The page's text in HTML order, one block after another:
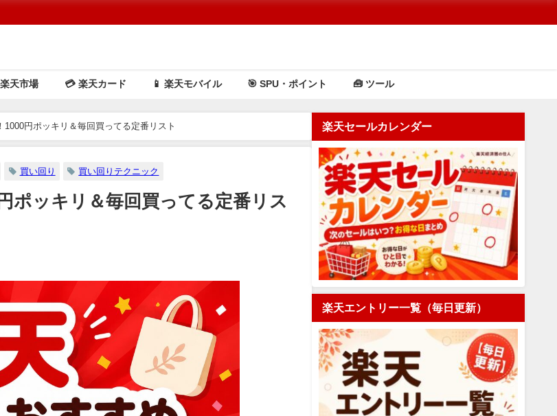
天市場 💳️ 楽天カード 📱 楽天モバイル 🎯 SPU・ポイント 🧰 ツール
1000円ポッキリ＆毎回買ってる定番リスト
買い回り 買い回りテクニック
ポッキリ＆毎回買ってる定番リス
楽天セールカレンダー
楽天エントリー一覧（毎日更新）